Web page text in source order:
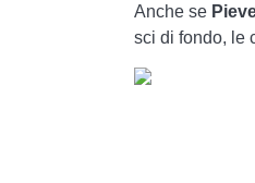
Anche se
sci di fondo, le